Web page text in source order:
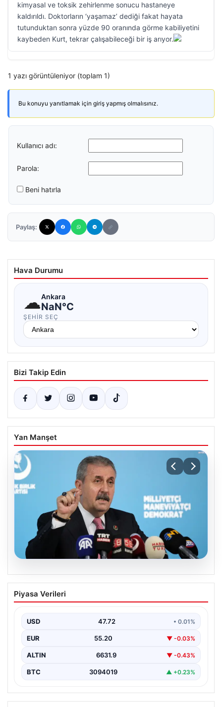
kimyasal ve toksik zehirlenme sonucu hastaneye
kaldırıldı. Doktorların ‘yaşamaz’ dediği fakat hayata
tutunduktan sonra yüzde 90 oranında görme kabiliyetini
kaybeden Kurt, tekrar çalışabileceği bir iş arıyor.
1 yazı görüntüleniyor (toplam 1)
Bu konuyu yanıtlamak için giriş yapmış olmalısınız.
Kullanıcı adı:
Parola:
Beni hatırla
Paylaş:
Hava Durumu
☁Ankara
NaN°C
ŞEHIR SEÇ
Bizi Takip Edin
Yan Manşet
08.08.2026
BBP Genel Başkanı Destici’den çerçeve
yasa tepkisi: Terör örgütü
Büyük Birlik Partisi Genel Başkanı Mustafa Destici,
toplantısında Meclis…
Piyasa Verileri
USD 47.72 • 0.01%
EUR 55.20 ▼ -0.03%
ALTIN 6631.9 ▼ -0.43%
BTC 3094019 ▲ +0.23%